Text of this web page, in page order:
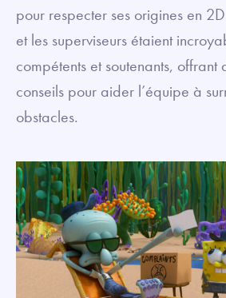
pour respecter ses origines en
et les superviseurs étaient
compétents et soutenants, offrant
conseils pour aider l’équipe à
obstacles.